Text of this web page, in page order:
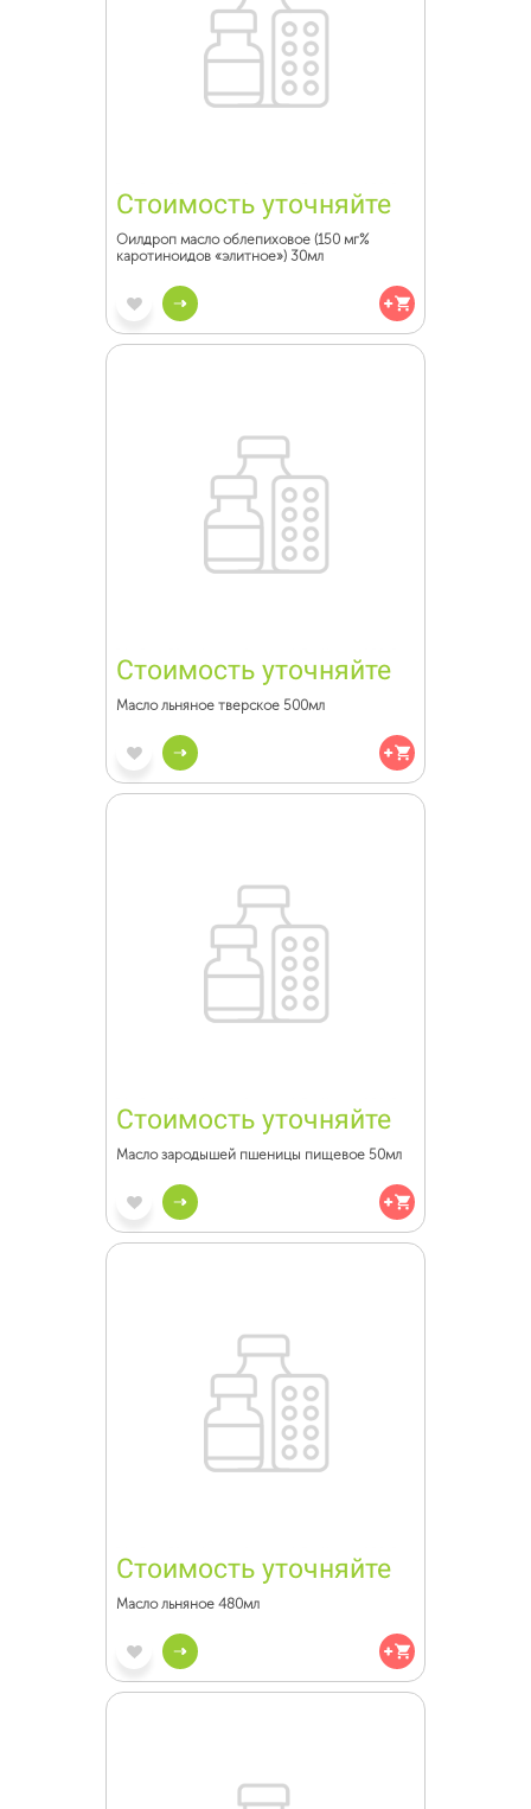
Стоимость уточняйте
Оилдроп масло облепиховое (150 мг%
каротиноидов «элитное») 30мл
Стоимость уточняйте
Масло льняное тверское 500мл
Стоимость уточняйте
Масло зародышей пшеницы пищевое 50мл
Стоимость уточняйте
Масло льняное 480мл